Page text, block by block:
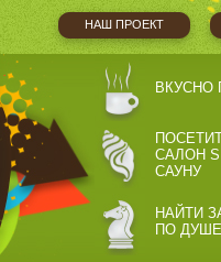
НАШ ПРОЕКТ
ВКУСНО
САЛОН
САУНУ
НАЙТИ
ПО ДУШЕ